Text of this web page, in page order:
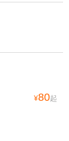
¥80起